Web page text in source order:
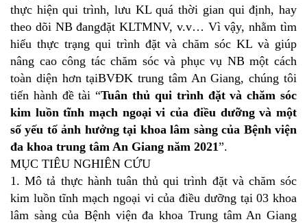
thực hiện qui trình, lưu KL quá thời gian qui định, hay
theo dõi NB đangđặt KLTMNV, v.v… Vì vậy, nhằm tìm
hiểu thực trạng qui trình đặt và chăm sóc KL và giúp
nâng cao công tác chăm sóc và phục vụ NB một cách
toàn diện hơn tạiBVĐK trung tâm An Giang, chúng tôi
tiến hành đề tài “Tuân thủ qui trình đặt và chăm sóc
kim luồn tĩnh mạch ngoại vi của điều dưỡng và một
số yếu tố ảnh hưởng tại khoa lâm sàng của Bệnh viện
đa khoa trung tâm An Giang năm 2021”.
MỤC TIÊU NGHIÊN CỨU
1. Mô tả thực hành tuân thủ qui trình đặt và chăm sóc
kim luồn tĩnh mạch ngoại vi của điều dưỡng tại 03 khoa
lâm sàng của Bệnh viện đa khoa Trung tâm An Giang